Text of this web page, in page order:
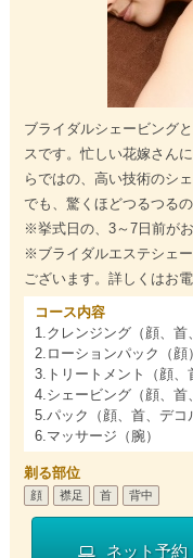
ブライダルシェービング
スです。忙しい花嫁さん
らではの、高い技術のシ
でも、驚くほどつるつる
※挙式日の、3～7日前が
※ブライダルエステシェ
ございます。詳しくはお
コース内容
1.クレンジング（顔、首
2.ローションパック（顔）
3.トリートメント（顔、
4.シェービング（顔、首
5.パック（顔、首、デコ
6.マッサージ（腕）
剃る部位
顔 襟足 首 背中
ネット予約